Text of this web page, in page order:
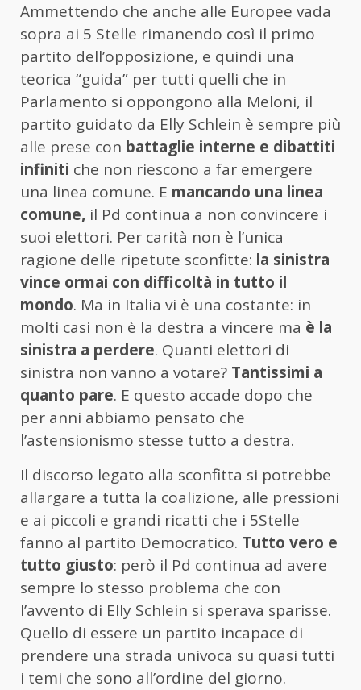
Ammettendo che anche alle Europee vada
sopra ai 5 Stelle rimanendo così il primo
partito dell’opposizione, e quindi una
teorica “guida” per tutti quelli che in
Parlamento si oppongono alla Meloni, il
partito guidato da Elly Schlein è sempre più
alle prese con battaglie interne e dibattiti
infiniti che non riescono a far emergere
una linea comune. E mancando una linea
comune, il Pd continua a non convincere i
suoi elettori. Per carità non è l’unica
ragione delle ripetute sconfitte: la sinistra
vince ormai con difficoltà in tutto il
mondo. Ma in Italia vi è una costante: in
molti casi non è la destra a vincere ma è la
sinistra a perdere. Quanti elettori di
sinistra non vanno a votare? Tantissimi a
quanto pare. E questo accade dopo che
per anni abbiamo pensato che
l’astensionismo stesse tutto a destra.
Il discorso legato alla sconfitta si potrebbe
allargare a tutta la coalizione, alle pressioni
e ai piccoli e grandi ricatti che i 5Stelle
fanno al partito Democratico. Tutto vero e
tutto giusto: però il Pd continua ad avere
sempre lo stesso problema che con
l’avvento di Elly Schlein si sperava sparisse.
Quello di essere un partito incapace di
prendere una strada univoca su quasi tutti
i temi che sono all’ordine del giorno.